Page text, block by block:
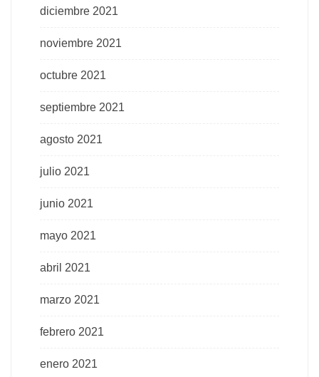
diciembre 2021
noviembre 2021
octubre 2021
septiembre 2021
agosto 2021
julio 2021
junio 2021
mayo 2021
abril 2021
marzo 2021
febrero 2021
enero 2021